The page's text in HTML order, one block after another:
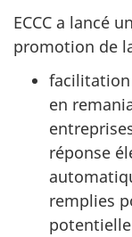
ECCC a lancé
promotion de
facilitation
en
réponse
remplies